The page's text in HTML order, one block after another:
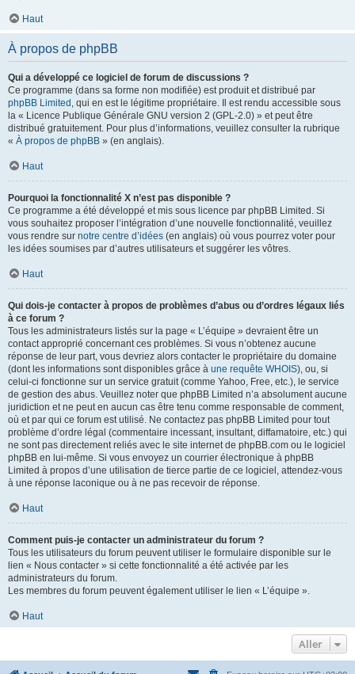
Haut
À propos de phpBB
Qui a développé ce logiciel de forum de discussions ?
Ce programme (dans sa forme non modifiée) est produit et distribué par
phpBB Limited , qui en est le légitime propriétaire. Il est rendu accessible sous
la « Licence Publique Générale GNU version 2 (GPL-2.0) » et peut être
distribué gratuitement. Pour plus d’informations, veuillez consulter la rubrique
« À propos de phpBB » (en anglais).
Haut
Pourquoi la fonctionnalité X n’est pas disponible ?
Ce programme a été développé et mis sous licence par phpBB Limited. Si
vous souhaitez proposer l’intégration d’une nouvelle fonctionnalité, veuillez
vous rendre sur notre centre d’idées (en anglais) où vous pourrez voter pour
les idées soumises par d’autres utilisateurs et suggérer les vôtres.
Haut
Qui dois-je contacter à propos de problèmes d’abus ou d’ordres légaux liés
à ce forum ?
Tous les administrateurs listés sur la page « L’équipe » devraient être un
contact approprié concernant ces problèmes. Si vous n’obtenez aucune
réponse de leur part, vous devriez alors contacter le propriétaire du domaine
(dont les informations sont disponibles grâce à une requête WHOIS), ou, si
celui-ci fonctionne sur un service gratuit (comme Yahoo, Free, etc.), le service
de gestion des abus. Veuillez noter que phpBB Limited n’a absolument aucune
juridiction et ne peut en aucun cas être tenu comme responsable de comment,
où et par qui ce forum est utilisé. Ne contactez pas phpBB Limited pour tout
problème d’ordre légal (commentaire incessant, insultant, diffamatoire, etc.) qui
ne sont pas directement reliés avec le site internet de phpBB.com ou le logiciel
phpBB en lui-même. Si vous envoyez un courrier électronique à phpBB
Limited à propos d’une utilisation de tierce partie de ce logiciel, attendez-vous
à une réponse laconique ou à ne pas recevoir de réponse.
Haut
Comment puis-je contacter un administrateur du forum ?
Tous les utilisateurs du forum peuvent utiliser le formulaire disponible sur le
lien « Nous contacter » si cette fonctionnalité a été activée par les
administrateurs du forum.
Les membres du forum peuvent également utiliser le lien « L’équipe ».
Haut
Aller